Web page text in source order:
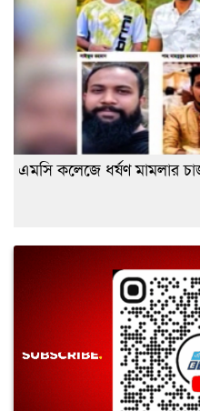
এমসি কলেজে ধর্ষণ মামলার